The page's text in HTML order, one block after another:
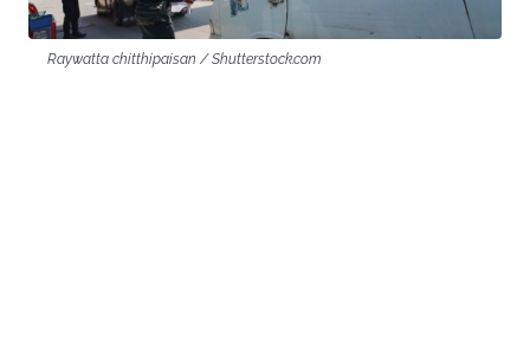
Raywatta chitthipaisan / Shutterstock.com